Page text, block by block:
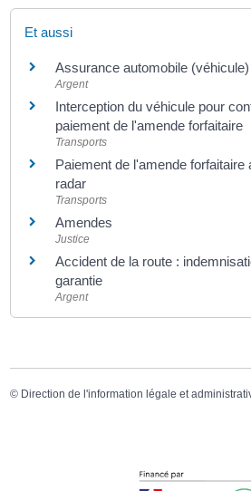
Et aussi
Assurance automobile (véhicule)
Argent
Interception du véhicule pour
paiement de l'amende forfaitaire
Transports
Paiement de l'amende forfaitaire
radar
Transports
Amendes
Justice
Accident de la route :
garantie
Argent
© Direction de l'information légale et